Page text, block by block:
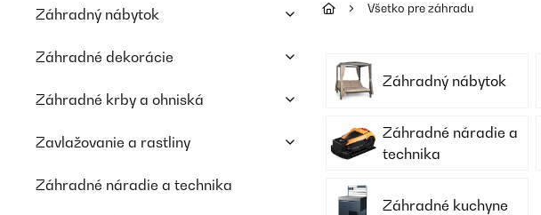
Záhradný nábytok
Záhradné dekorácie
Záhradné krby a ohniská
Zavlažovanie a rastliny
Záhradné náradie a technika
Všetko pre záhradu
Záhradný nábytok
Záhradné náradie a
technika
Záhradné kuchyne